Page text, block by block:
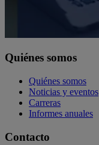
Quiénes somos
Quiénes somos
Noticias y eventos
Carreras
Informes anuales
Contacto